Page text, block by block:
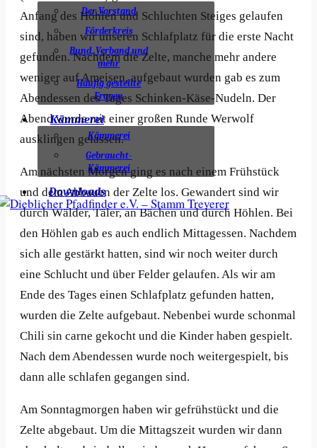
Der Vorstand
Förderkreis
Bund, Verband und
mehr
Häufig gestellte
Fragen
Kämmerei
Kämmerei
Gebraucht-
Kämmerei
Downloads
Anfang des Höhlen und Schluchten Steiges gelaufen
sind, haben wir unseren Schlafplatz für die erste Nacht
gefunden. Nachdem die Zelte, manche mehr andere
weniger auf Ameisen, aufgebaut wurden gab es zum
Abendessen des Tages Schinken-Käse-Nudeln. Der
Abend wurde mit einer großen Runde Werwolf
ausklingen gelassen.
Am nächsten Morgen ging es nach einem Frühstück
und dem Abbauen der Zelte los. Gewandert sind wir
durch Wälder, Täler, an Bächen und durch Höhlen. Bei
den Höhlen gab es auch endlich Mittagessen. Nachdem
sich alle gestärkt hatten, sind wir noch weiter durch
eine Schlucht und über Felder gelaufen. Als wir am
Ende des Tages einen Schlafplatz gefunden hatten,
wurden die Zelte aufgebaut. Nebenbei wurde schonmal
Chili sin carne gekocht und die Kinder haben gespielt.
Nach dem Abendessen wurde noch weitergespielt, bis
dann alle schlafen gegangen sind.
Am Sonntagmorgen haben wir gefrühstückt und die
Zelte abgebaut. Um die Mittagszeit wurden wir dann